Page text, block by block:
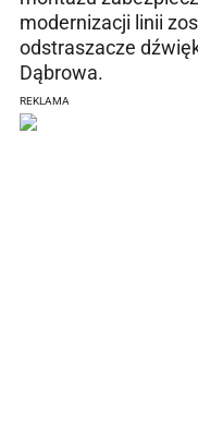
modernizacji linii
odstraszacze
Dąbrowa.
REKLAMA